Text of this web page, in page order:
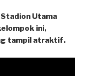
Utama
ini,
tampil atraktif.